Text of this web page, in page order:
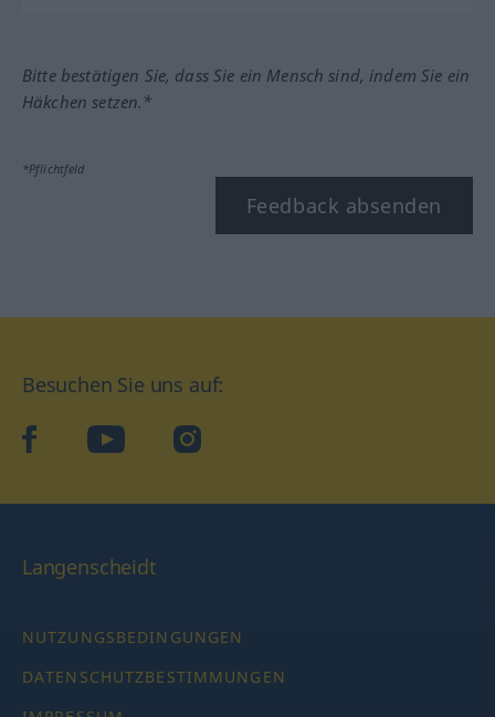
Bitte bestätigen Sie, dass Sie ein Mensch sind, indem Sie ein
Häkchen setzen.*
*Pflichtfeld
Feedback absenden
Besuchen Sie uns auf:
facebookYouTube Instagram
Langenscheidt
NUTZUNGSBEDINGUNGEN
DATENSCHUTZBESTIMMUNGEN